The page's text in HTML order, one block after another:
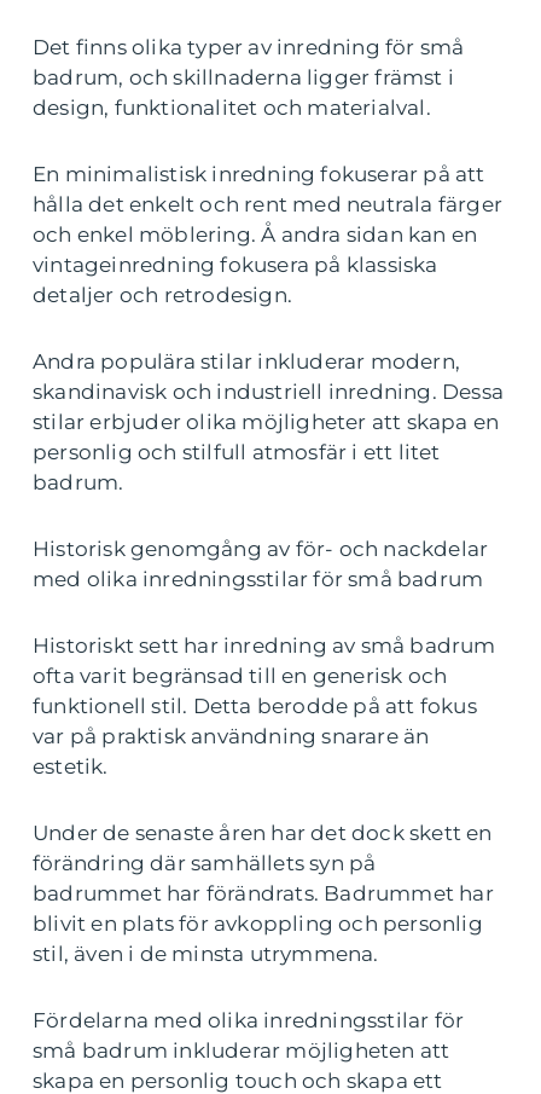
Det finns olika typer av inredning för små
badrum, och skillnaderna ligger främst i
design, funktionalitet och materialval.
En minimalistisk inredning fokuserar på att
hålla det enkelt och rent med neutrala färger
och enkel möblering. Å andra sidan kan en
vintageinredning fokusera på klassiska
detaljer och retrodesign.
Andra populära stilar inkluderar modern,
skandinavisk och industriell inredning. Dessa
stilar erbjuder olika möjligheter att skapa en
personlig och stilfull atmosfär i ett litet
badrum.
Historisk genomgång av för- och nackdelar
med olika inredningsstilar för små badrum
Historiskt sett har inredning av små badrum
ofta varit begränsad till en generisk och
funktionell stil. Detta berodde på att fokus
var på praktisk användning snarare än
estetik.
Under de senaste åren har det dock skett en
förändring där samhällets syn på
badrummet har förändrats. Badrummet har
blivit en plats för avkoppling och personlig
stil, även i de minsta utrymmena.
Fördelarna med olika inredningsstilar för
små badrum inkluderar möjligheten att
skapa en personlig touch och skapa ett